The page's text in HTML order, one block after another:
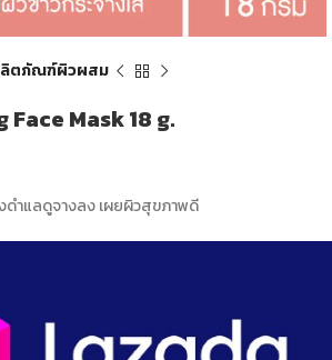
ตภัณฑ์ผิวผสม
Mask 18 g.
ดำแลดูจางลง เผยผิวสุขภาพดี